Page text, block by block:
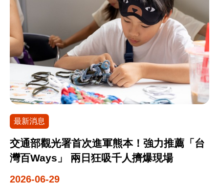
億文旅、承億酒店、i-Ride飛行劇院、ANIVERSE
KEELUNG漫遊者實境體驗基地及喜樂時代影城等
10家知名品牌，全台據點超過100處，旅客購買
Taiwan PASS並透過APP完成開卡後，即可於手機
查看交通票券、優惠店家資訊並領取專屬優惠。 其
中，透過7-ELEVEN ibon售票系統購買Taiwan
PASS，可獲得30元7-ELEVEN現金抵用券；取實體
一送一優惠券，以及指定飯糰第二件半價等優惠，
全台門市皆可使用。 觀光署強調，Taiwan PASS不
僅是一張整合高鐵、台鐵、捷運、台灣好行及在地
力建構提升中小微型企業及在地勞動發展、因應氣
候及環境變遷的韌性與準備』等議題意見外，也藉
由發言機會向各經濟體分享臺灣在各項APEC觀光
倡議上的經驗，展現臺灣積極融入國際組織努力，
同時利用此次會議與其他經濟體部長級代表交流，
討論雙邊合作機會、共同推動互相送客等議題，代
表團此行成果豐碩，達到擴大臺灣觀光國際能見度
題深度探討，包含如何透過數位與智慧科技驅動觀
光轉型，進而對亞太區域的經濟與社會進步做出實
質貢獻；區域觀光數位與創新發展的優先事項；透
最新消息
交通部觀光署首次進軍熊本！強力推薦「台
灣百Ways」 兩日狂吸千人擠爆現場
2026-06-29